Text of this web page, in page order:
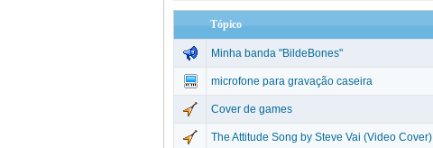
Tópico
Minha banda "BildeBones"
microfone para gravação caseira
Cover de games
The Attitude Song by Steve Vai (Video Cover)